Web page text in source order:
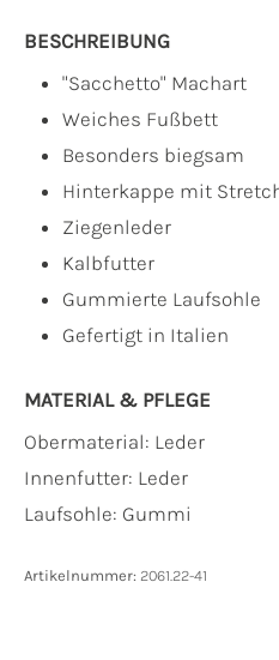
BESCHREIBUNG
"Sacchetto" Machart
Weiches Fußbett
Besonders biegsam
Hinterkappe mit
Ziegenleder
Kalbfutter
Gummierte Laufsohle
Gefertigt in Italien
MATERIAL & PFLEGE
Obermaterial: Leder
Innenfutter: Leder
Laufsohle: Gummi
Artikelnummer: 2061.22-41